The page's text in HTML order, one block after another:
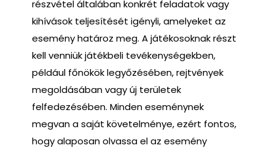
részvétel általában konkrét feladatok vagy
kihívások teljesítését igényli, amelyeket az
esemény határoz meg. A játékosoknak részt
kell venniük játékbeli tevékenységekben,
például főnökök legyőzésében, rejtvények
megoldásában vagy új területek
felfedezésében. Minden eseménynek
megvan a saját követelménye, ezért fontos,
hogy alaposan olvassa el az esemény